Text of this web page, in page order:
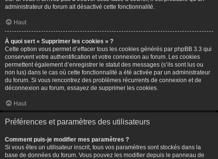
administrateur du forum ait désactivé cette fonctionnalité.
Haut
À quoi sert « Supprimer les cookies » ?
Cette option vous permet d’effacer tous les cookies générés par phpBB 3.3 qui
conservent votre authentification et votre connexion au forum. Les cookies
permettent également d’enregistrer le statut des messages (s’ils sont lus ou
non lus) dans le cas où cette fonctionnalité a été activée par un administrateur
du forum. Si vous rencontrez des problèmes récurrents de connexion et de
déconnexion au forum, essayez de supprimer les cookies.
Haut
Préférences et paramètres des utilisateurs
Comment puis-je modifier mes paramètres ?
Si vous êtes un utilisateur inscrit, tous vos paramètres sont stockés dans la
base de données du forum. Vous pouvez les modifier depuis le panneau de